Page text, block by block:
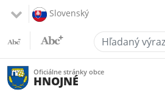
Slovenský
Hľadaný výraz...
Oficiálne stránky obce
HNOJNÉ